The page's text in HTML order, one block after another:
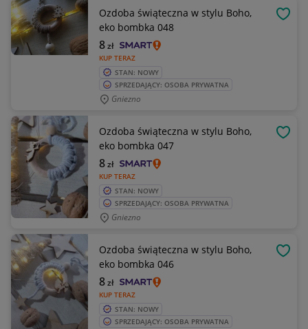
Ozdoba świąteczna w stylu Boho,
eko bombka 048
KUP TERAZ
8zł
STAN: NOWY
SPRZEDAJĄCY: OSOBA PRYWATNA
Gniezno
Ozdoba świąteczna w stylu Boho,
eko bombka 047
KUP TERAZ
8zł
STAN: NOWY
SPRZEDAJĄCY: OSOBA PRYWATNA
Gniezno
Ozdoba świąteczna w stylu Boho,
eko bombka 046
KUP TERAZ
8zł
STAN: NOWY
SPRZEDAJĄCY: OSOBA PRYWATNA